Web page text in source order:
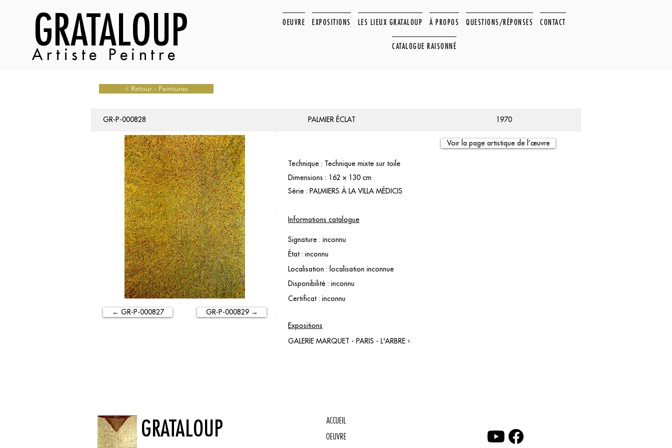
GRATALOUP
Artiste Peintre
OEUVRE EXPOSITIONS LES LIEUX GRATALOUP À PROPOS QUESTIONS/RÉPONSES CONTACT
CATALOGUE RAISONNÉ
< Retour - Peintures
GR-P-000828 PALMIER ÉCLAT 1970
← GR-P-000827 GR-P-000829 →
Voir la page artistique de l’œuvre
Technique : Technique mixte sur toile
Dimensions : 162 × 130 cm
Série : PALMIERS À LA VILLA MÉDICIS
Informations catalogue
Signature : inconnu
État : inconnu
Localisation : localisation inconnue
Disponibilité : inconnu
Certificat : inconnu
Expositions
GALERIE MARQUET - PARIS - L'ARBRE ›
GRATALOUP
ACCUEIL
OEUVRE